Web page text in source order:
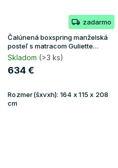
zadarmo
Čalúnená boxspring manželská
posteľ s matracom Guliette
160x200 - žltá
Skladom (>3 ks)
634 €
Rozmer(šxvxh): 164 x 115 x 208
cm